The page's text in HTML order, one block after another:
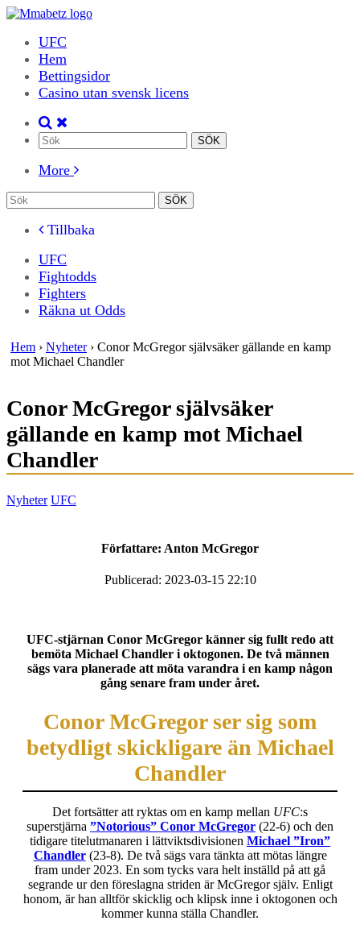
UFC
Hem
Bettingsidor
Casino utan svensk licens
More
Tillbaka
UFC
Fightodds
Fighters
Räkna ut Odds
Hem › Nyheter› Conor McGregor självsäker gällande en kamp
mot Michael Chandler
Conor McGregor självsäker
gällande en kamp mot Michael
Chandler
Nyheter UFC
Författare: Anton McGregor
Publicerad: 2023-03-15 22:10
UFC-stjärnan Conor McGregor känner sig fullt redo att
bemöta Michael Chandler i oktogonen. De två männen
sägs vara planerade att möta varandra i en kamp någon
gång senare fram under året.
Conor McGregor ser sig som
betydligt skickligare än Michael
Chandler
Det fortsätter att ryktas om en kamp mellan UFC:s
superstjärna ”Notorious” Conor McGregor (22-6) och den
tidigare titelutmanaren i lättviktsdivisionen Michael ”Iron”
Chandler(23-8). De två sägs vara tänkta att mötas längre
fram under 2023. En som tycks vara helt inställd på att gå
segrande ur den föreslagna striden är McGregor själv. Enligt
honom, är han alltför skicklig och klipsk inne i oktogonen och
kommer kunna ställa Chandler.